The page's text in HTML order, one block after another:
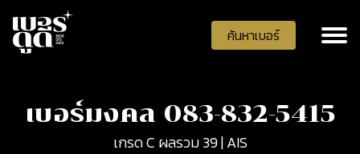
ค้นหาเบอร์
เบอร์มงคล 083-832-5415
เกรด C ผลรวม 39 | AIS